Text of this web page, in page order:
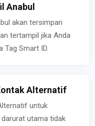
Anabul
akan tersimpan
tertampil jika Anda
Tag Smart ID.
Alternatif
untuk
utama tidak